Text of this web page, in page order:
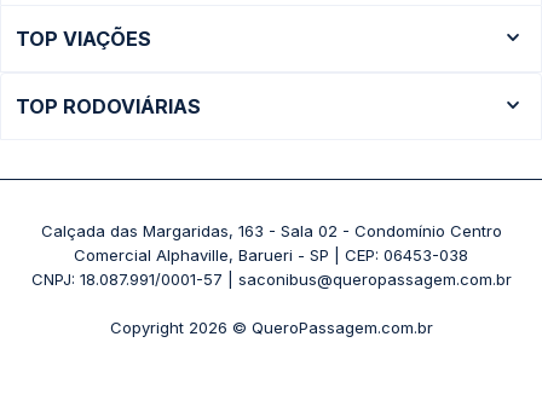
Ônibus São Paulo
TOP VIAÇÕES
Passagens Pássaro Marron
+ Viações
TOP RODOVIÁRIAS
Rodoviária Belo Horizonte - Gov. Israel Pinheiro (Tergip)
Rodoviária Curitiba
+ Rodoviárias
Calçada das Margaridas, 163 - Sala 02 - Condomínio Centro
Comercial Alphaville, Barueri - SP | CEP: 06453-038
CNPJ: 18.087.991/0001-57 | saconibus@queropassagem.com.br
Copyright 2026 © QueroPassagem.com.br